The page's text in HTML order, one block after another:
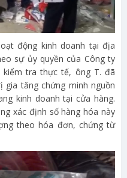
động kinh doanh tại địa
sự ủy quyền của Công ty
kiểm tra thực tế, ông T. đã
tăng chứng minh nguồn
kinh doanh tại cửa hàng.
xác định số hàng hóa này
theo hóa đơn, chứng từ